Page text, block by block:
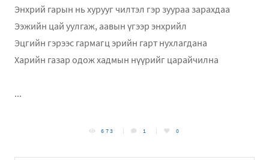
Энхрий гарын нь хурууг чилтэл гэр зуураа зарахдаа
Ээжийн цай уулгаж, аавын үгээр энхрийл
Эцгийн гэрээс гармагц эрийн гарт нухлагдана
Харийн газар одож хадмын нүүрийг царайчилна
...
673 1 0